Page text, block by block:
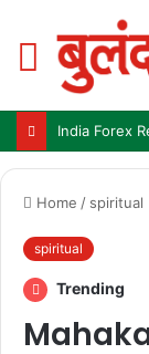
Menu
Home / spiritual
spiritual
Trending